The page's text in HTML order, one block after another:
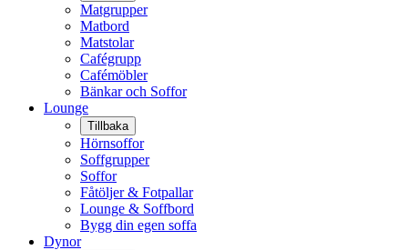
Matgrupper
Matbord
Matstolar
Cafégrupp
Cafémöbler
Bänkar och Soffor
Lounge
Tillbaka
Hörnsoffor
Soffgrupper
Soffor
Fåtöljer & Fotpallar
Lounge & Soffbord
Bygg din egen soffa
Dynor